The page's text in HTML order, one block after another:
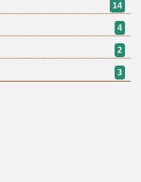
14
4
2
3